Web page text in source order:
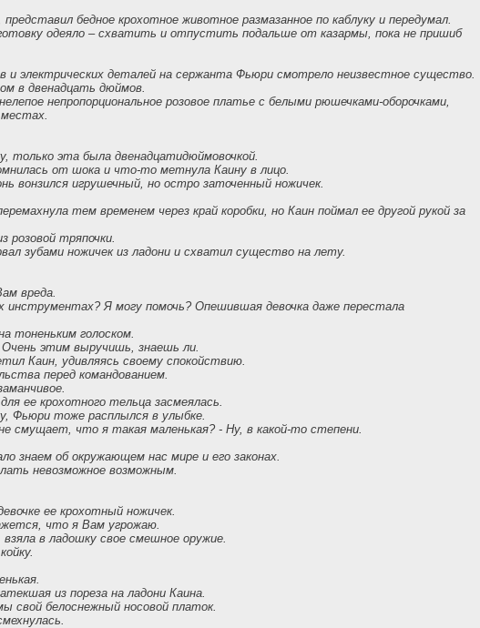
бедное крохотное животное размазанное по каблуку и передумал.
одеяло – схватить и отпустить подальше от казармы, пока не пришиб
и электрических деталей на сержанта Фьюри смотрело неизвестное существо.
в двенадцать дюймов.
непропорциональное розовое платье с белыми рюшечками-оборочками,
местах.
только эта была двенадцатидюймовочкой.
от шока и что-то метнула Каину в лицо.
вонзился игрушечный, но остро заточенный ножичек.
тем временем через край коробки, но Каин поймал ее другой рукой за
розовой тряпочки.
зубами ножичек из ладони и схватил существо на лету.
вреда.
Я могу помочь? Опешившая девочка даже перестала
тоненьким голоском.
этим выручишь, знаешь ли.
Каин, удивляясь своему спокойствию.
перед командованием.
ее крохотного тельца засмеялась.
Фьюри тоже расплылся в улыбке.
смущает, что я такая маленькая? - Ну, в какой-то степени.
знаем об окружающем нас мире и его законах.
невозможное возможным.
ее крохотный ножичек.
что я Вам угрожаю.
в ладошку свое смешное оружие.
из пореза на ладони Каина.
свой белоснежный носовой платок.